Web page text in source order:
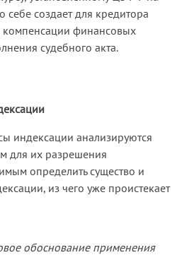
себе создает для кредитора
финансовых
судебного акта.
индексации анализируются
для их разрешения
определить существо и
из чего уже проистекает
обоснование применения